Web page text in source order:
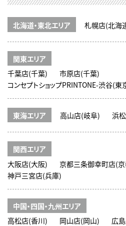
北海道・東北エリア 札幌店(北海
関東エリア
千葉店(千葉)
市原店(千葉)
コンセプトショップPRINTONE-渋谷(東
東海エリア 高山店(岐阜) 浜
関西エリア
大阪店(大阪)
京都三条御幸町店(
神戸三宮店(兵庫)
中国・四国・九州エリア
高松店(香川)
岡山店(岡山)
広